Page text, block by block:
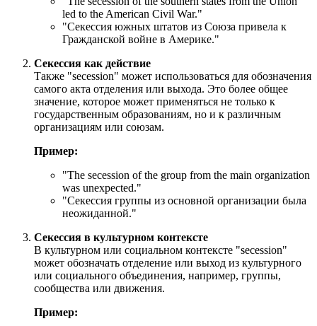
led to the American Civil War."
"Секессия южных штатов из Союза привела к
Гражданской войне в Америке."
Секессия как действие
Также "secession" может использоваться для обозначения
самого акта отделения или выхода. Это более общее
значение, которое может применяться не только к
государственным образованиям, но и к различным
организациям или союзам.
Пример:
"The secession of the group from the main organization
was unexpected."
"Секессия группы из основной организации была
неожиданной."
Секессия в культурном контексте
В культурном или социальном контексте "secession"
может обозначать отделение или выход из культурного
или социального объединения, например, группы,
сообщества или движения.
Пример: